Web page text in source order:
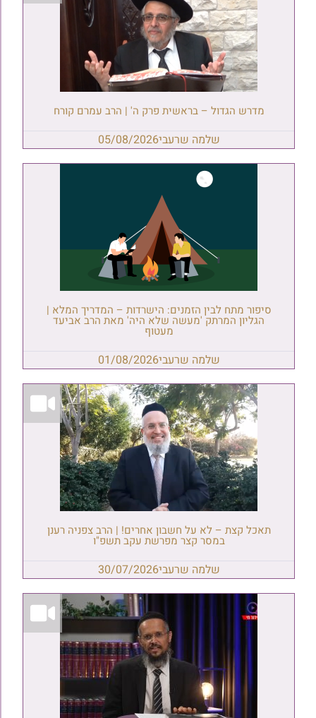
מדרש הגדול – בראשית פרק ה' | הרב עמרם קורח
שלמה שרעבי05/08/2026
סיפור מתח לבין הזמנים: הישרדות – המדריך המלא |
הגליון המרתק 'מעשה שלא היה' מאת הרב אביעד
מעטוף
שלמה שרעבי01/08/2026
תאכל קצת – לא על חשבון אחרים! | הרב צפניה רענן
במסר קצר מפרשת עקב תשפ"ו
שלמה שרעבי30/07/2026